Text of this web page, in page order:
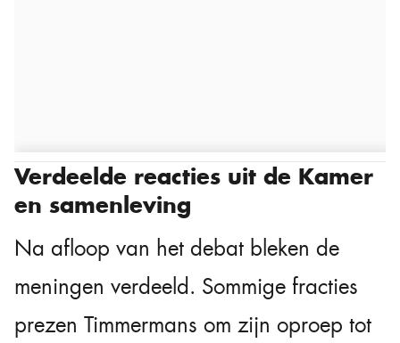
Verdeelde reacties uit de Kamer
en samenleving
Na afloop van het debat bleken de
meningen verdeeld. Sommige fracties
prezen Timmermans om zijn oproep tot